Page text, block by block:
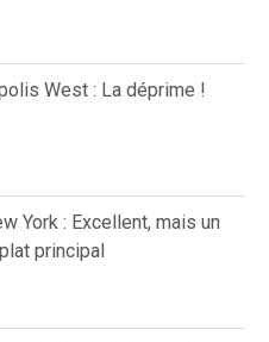
West : La déprime !
York : Excellent, mais un
principal